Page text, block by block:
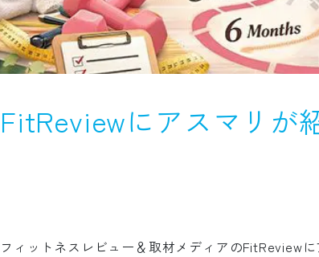
FitReviewにアスマリが
フィットネスレビュー＆取材メディアのFitReview